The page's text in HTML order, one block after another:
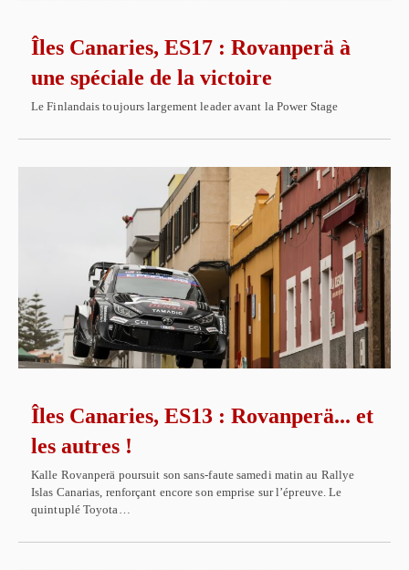
Îles Canaries, ES17 : Rovanperä à
une spéciale de la victoire
Le Finlandais toujours largement leader avant la Power Stage
Îles Canaries, ES13 : Rovanperä... et
les autres !
Kalle Rovanperä poursuit son sans-faute samedi matin au Rallye
Islas Canarias, renforçant encore son emprise sur l’épreuve. Le
quintuplé Toyota…